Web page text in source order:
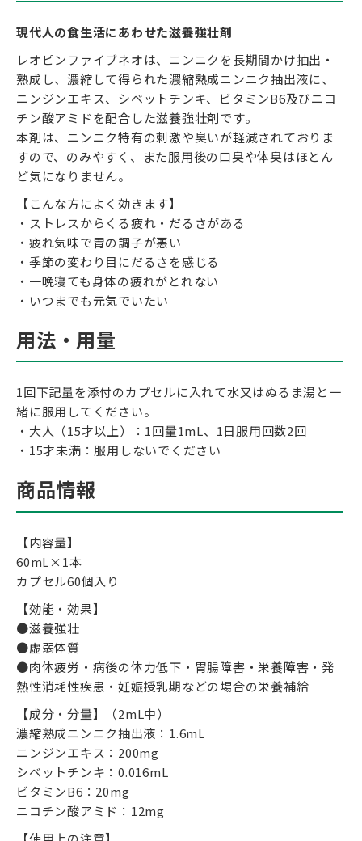
現代人の食生活にあわせた滋養強壮剤
レオピンファイブネオは、ニンニクを長期間かけ抽出・
熟成し、濃縮して得られた濃縮熟成ニンニク抽出液に、
ニンジンエキス、シベットチンキ、ビタミンB6及びニコ
チン酸アミドを配合した滋養強壮剤です。
本剤は、ニンニク特有の刺激や臭いが軽減されておりま
すので、のみやすく、また服用後の口臭や体臭はほとん
ど気になりません。
【こんな方によく効きます】
・ストレスからくる疲れ・だるさがある
・疲れ気味で胃の調子が悪い
・季節の変わり目にだるさを感じる
・一晩寝ても身体の疲れがとれない
・いつまでも元気でいたい
用法・用量
1回下記量を添付のカプセルに入れて水又はぬるま湯と一
緒に服用してください。
・大人（15才以上）：1回量1mL、1日服用回数2回
・15才未満：服用しないでください
商品情報
【内容量】
60mL×1本
カプセル60個入り
【効能・効果】
●滋養強壮
●虚弱体質
●肉体疲労・病後の体力低下・胃腸障害・栄養障害・発
熱性消耗性疾患・妊娠授乳期などの場合の栄養補給
【成分・分量】（2mL中）
濃縮熟成ニンニク抽出液：1.6mL
ニンジンエキス：200mg
シベットチンキ：0.016mL
ビタミンB6：20mg
ニコチン酸アミド：12mg